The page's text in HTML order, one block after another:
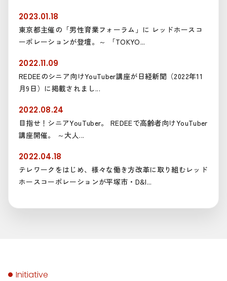
2023.01.18
東京都主催の「男性育業フォーラム」に レッドホースコ
ーポレーションが登壇。～ 「TOKYO...
2022.11.09
REDEEのシニア向けYouTuber講座が日経新聞（2022年11
月9日）に掲載されまし...
2022.08.24
目指せ！シニアYouTuber。 REDEEで高齢者向けYouTuber
講座開催。 ～大人...
2022.04.18
テレワークをはじめ、様々な働き方改革に取り組むレッド
ホースコーポレーションが平塚市・D&I...
Initiative